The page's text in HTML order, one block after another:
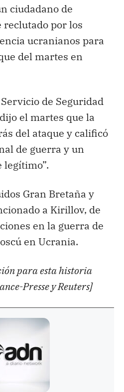
ciudadano de
reclutado por los
ucranianos para
del martes en
de Seguridad
el martes que la
del ataque y calificó
de guerra y un
Gran Bretaña y
a Kirillov, de
en la guerra de
en Ucrania.
para esta historia
Presse y Reuters]